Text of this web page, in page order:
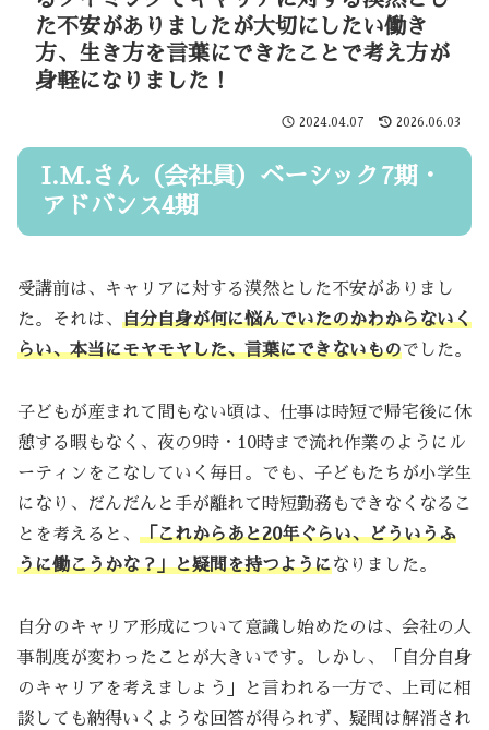
た不安がありましたが大切にしたい働き
方、生き方を言葉にできたことで考え方が
身軽になりました！
2024.04.07 2026.06.03
I.M.さん（会社員）ベーシック7期・
アドバンス4期
受講前は、キャリアに対する漠然とした不安がありまし
た。それは、 自分自身が何に悩んでいたのかわからないく
らい、本当にモヤモヤした、言葉にできないものでした。
子どもが産まれて間もない頃は、仕事は時短で帰宅後に休
憩する暇もなく、夜の9時・10時まで流れ作業のようにル
ーティンをこなしていく毎日。でも、子どもたちが小学生
になり、だんだんと手が離れて時短勤務もできなくなるこ
とを考えると、 「これからあと20年ぐらい、どういうふ
うに働こうかな？」と疑問を持つようになりました。
自分のキャリア形成について意識し始めたのは、会社の人
事制度が変わったことが大きいです。しかし、「自分自身
のキャリアを考えましょう」と言われる一方で、上司に相
談しても納得いくような回答が得られず、疑問は解消され